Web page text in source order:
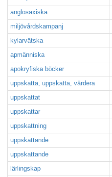
anglosaxiska
miljövårdskampanj
kylarvätska
apmänniska
apokryfiska böcker
uppskatta, uppskatta, värdera
uppskattat
uppskattar
uppskattning
uppskattande
uppskattande
lärlingskap